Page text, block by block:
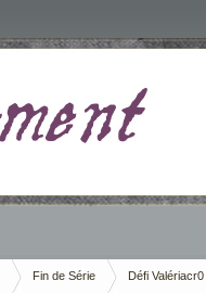
Fin de Série Défi Valériacr0